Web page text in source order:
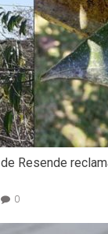
Resende
0